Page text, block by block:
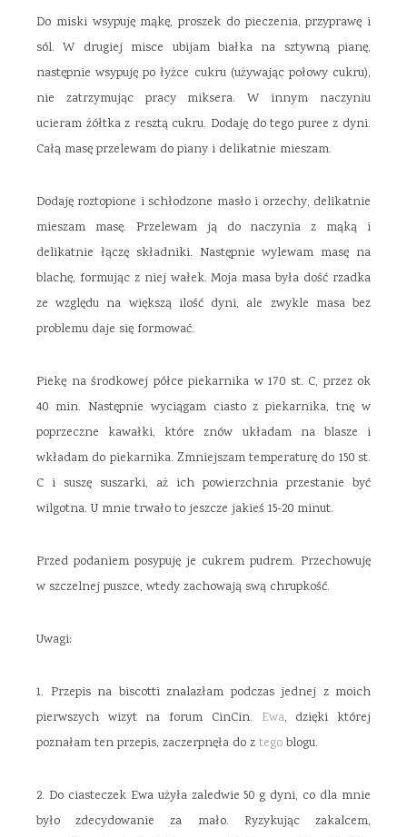
Do miski wsypuję mąkę, proszek do pieczenia, przyprawę i
sól. W drugiej misce ubijam białka na sztywną pianę,
następnie wsypuję po łyżce cukru (używając połowy cukru),
nie zatrzymując pracy miksera. W innym naczyniu
ucieram żółtka z resztą cukru. Dodaję do tego puree z dyni.
Całą masę przelewam do piany i delikatnie mieszam.
Dodaję roztopione i schłodzone masło i orzechy, delikatnie
mieszam masę. Przelewam ją do naczynia z mąką i
delikatnie łączę składniki. Następnie wylewam masę na
blachę, formując z niej wałek. Moja masa była dość rzadka
ze względu na większą ilość dyni, ale zwykle masa bez
problemu daje się formować.
Piekę na środkowej półce piekarnika w 170 st. C, przez ok
40 min. Następnie wyciągam ciasto z piekarnika, tnę w
poprzeczne kawałki, które znów układam na blasze i
wkładam do piekarnika. Zmniejszam temperaturę do 150 st.
C i suszę suszarki, aż ich powierzchnia przestanie być
wilgotna. U mnie trwało to jeszcze jakieś 15-20 minut.
Przed podaniem posypuję je cukrem pudrem. Przechowuję
w szczelnej puszce, wtedy zachowają swą chrupkość.
Uwagi:
1. Przepis na biscotti znalazłam podczas jednej z moich
pierwszych wizyt na forum CinCin. Ewa, dzięki której
poznałam ten przepis, zaczerpnęła do z tego blogu.
2. Do ciasteczek Ewa użyła zaledwie 50 g dyni, co dla mnie
było zdecydowanie za mało. Ryzykując zakalcem,